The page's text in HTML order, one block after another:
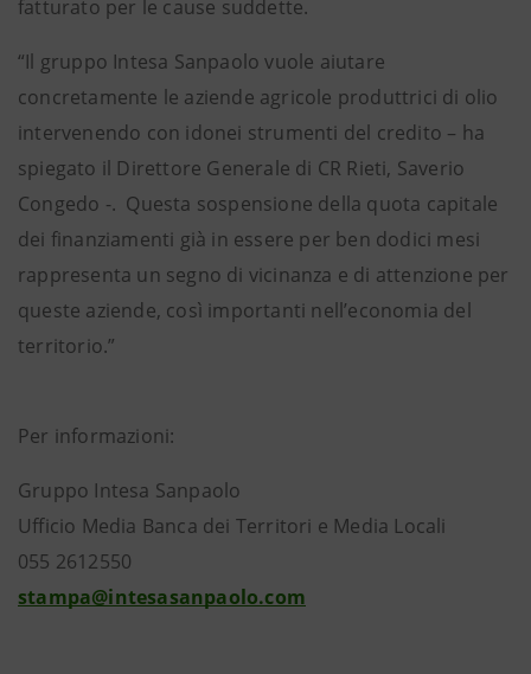
fatturato per le cause suddette.
“Il gruppo Intesa Sanpaolo vuole aiutare
concretamente le aziende agricole produttrici di olio
intervenendo con idonei strumenti del credito – ha
spiegato il Direttore Generale di CR Rieti, Saverio
Congedo -. Questa sospensione della quota capitale
dei finanziamenti già in essere per ben dodici mesi
rappresenta un segno di vicinanza e di attenzione per
queste aziende, così importanti nell’economia del
territorio.”
Per informazioni:
Gruppo Intesa Sanpaolo
Ufficio Media Banca dei Territori e Media Locali
055 2612550
stampa@intesasanpaolo.com